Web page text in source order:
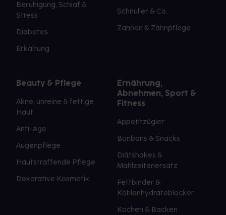
Beruhigung, Schlaf &
Stress
Diabetes
Erkältung
Schnuller & Co.
Zahnen & Zahnpflege
Beauty & Pflege
Akne, unreine & fettige
Haut
Anti-Age
Augenpflege
Hautstraffende Pflege
Dekorative Kosmetik
Ernährung,
Abnehmen, Sport &
Fitness
Appetitzügler
Bonbons & Snacks
Diätshakes &
Mahlzeitenersatz
Fettbinder &
Kohlenhydrateblocker
Kochen & Backen